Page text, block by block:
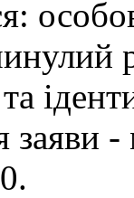
заяви